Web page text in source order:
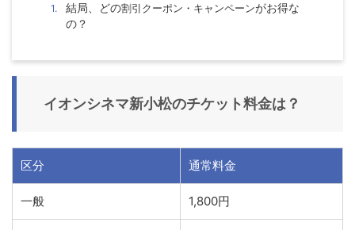
結局、どの割引クーポン・キャンペーンがお得な
の？
イオンシネマ新小松のチケット料金は？
区分 通常料金
一般 1,800円